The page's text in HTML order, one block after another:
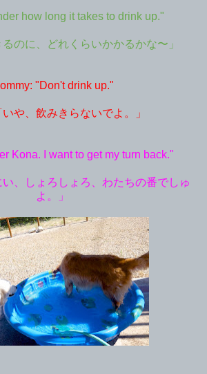
how long it takes to drink up."
のに、どれくらいかかるかな〜」
"Don't drink up."
や、飲みきらないでよ。」
Kona. I want to get my turn back."
、しょろしょろ、わたちの番でしゅ
よ。」